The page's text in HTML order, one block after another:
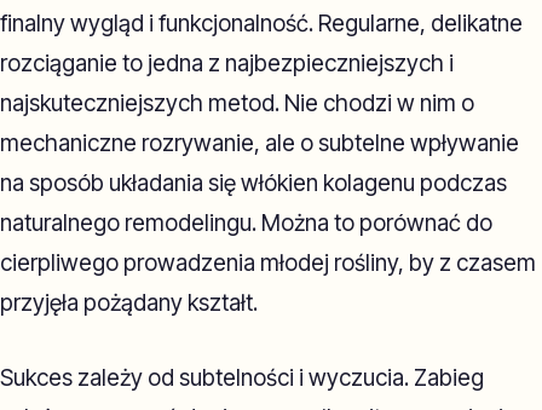
finalny wygląd i funkcjonalność. Regularne, delikatne
rozciąganie to jedna z najbezpieczniejszych i
najskuteczniejszych metod. Nie chodzi w nim o
mechaniczne rozrywanie, ale o subtelne wpływanie
na sposób układania się włókien kolagenu podczas
naturalnego remodelingu. Można to porównać do
cierpliwego prowadzenia młodej rośliny, by z czasem
przyjęła pożądany kształt.
Sukces zależy od subtelności i wyczucia. Zabieg